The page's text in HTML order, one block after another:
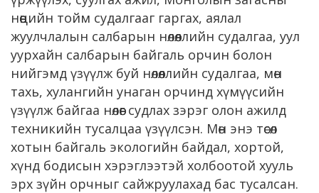
нөөцийн тойм судалгааг гаргах, аялал
жуулчлалын салбарын нөлөөллийн судалгаа, уул
уурхайн салбарын байгаль орчин болон
нийгэмд үзүүлж буй нөлөөллийн судалгаа, мөн
тахь, хулангийн унаган орчинд хүмүүсийн
үзүүлж байгаа нөлөөг судлах зэрэг олон ажилд
техникийн тусалцаа үзүүлсэн. Мөн энэ төсөл
хотын байгаль экологийн байдал, хортой,
хүнд бодисын хэрэглээтэй холбоотой хууль
эрх зүйн орчныг сайжруулахад бас тусалсан.